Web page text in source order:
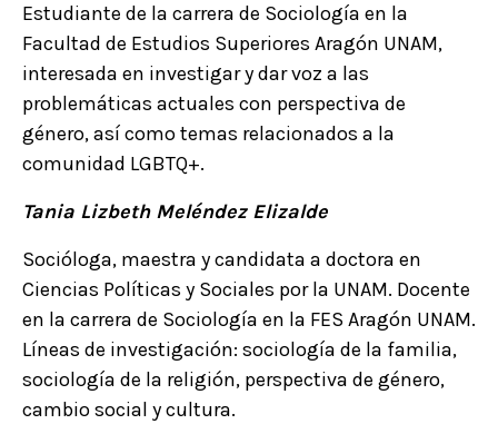
Estudiante de la carrera de Sociología en la
Facultad de Estudios Superiores Aragón UNAM,
interesada en investigar y dar voz a las
problemáticas actuales con perspectiva de
género, así como temas relacionados a la
comunidad LGBTQ+.
Tania Lizbeth Meléndez Elizalde
Socióloga, maestra y candidata a doctora en
Ciencias Políticas y Sociales por la UNAM. Docente
en la carrera de Sociología en la FES Aragón UNAM.
Líneas de investigación: sociología de la familia,
sociología de la religión, perspectiva de género,
cambio social y cultura.